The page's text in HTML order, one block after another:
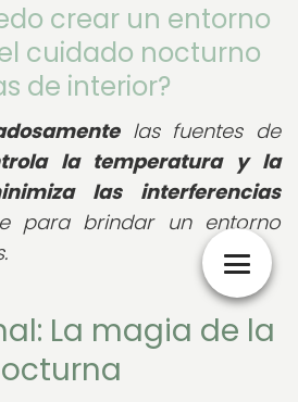
crear un entorno
cuidado nocturno
de interior?
las fuentes de
la temperatura y la
las interferencias
para brindar un entorno
La magia de la